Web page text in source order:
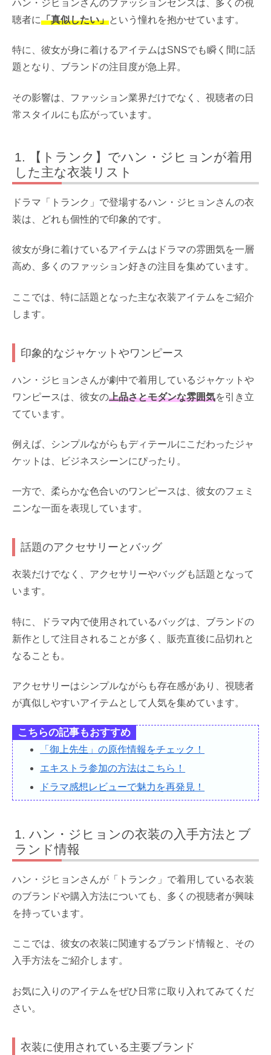
ハン・ジヒョンさんのファッションセンスは、多くの視
聴者に「真似したい」という憧れを抱かせています。
特に、彼女が身に着けるアイテムはSNSでも瞬く間に話
題となり、ブランドの注目度が急上昇。
その影響は、ファッション業界だけでなく、視聴者の日
常スタイルにも広がっています。
【トランク】でハン・ジヒョンが着用
した主な衣装リスト
ドラマ「トランク」で登場するハン・ジヒョンさんの衣
装は、どれも個性的で印象的です。
彼女が身に着けているアイテムはドラマの雰囲気を一層
高め、多くのファッション好きの注目を集めています。
ここでは、特に話題となった主な衣装アイテムをご紹介
します。
印象的なジャケットやワンピース
ハン・ジヒョンさんが劇中で着用しているジャケットや
ワンピースは、彼女の上品さとモダンな雰囲気を引き立
てています。
例えば、シンプルながらもディテールにこだわったジャ
ケットは、ビジネスシーンにぴったり。
一方で、柔らかな色合いのワンピースは、彼女のフェミ
ニンな一面を表現しています。
話題のアクセサリーとバッグ
衣装だけでなく、アクセサリーやバッグも話題となって
います。
特に、ドラマ内で使用されているバッグは、ブランドの
新作として注目されることが多く、販売直後に品切れと
なることも。
アクセサリーはシンプルながらも存在感があり、視聴者
が真似しやすいアイテムとして人気を集めています。
こちらの記事もおすすめ
「御上先生」の原作情報をチェック！
エキストラ参加の方法はこちら！
ドラマ感想レビューで魅力を再発見！
ハン・ジヒョンの衣装の入手方法とブ
ランド情報
ハン・ジヒョンさんが「トランク」で着用している衣装
のブランドや購入方法についても、多くの視聴者が興味
を持っています。
ここでは、彼女の衣装に関連するブランド情報と、その
入手方法をご紹介します。
お気に入りのアイテムをぜひ日常に取り入れてみてくだ
さい。
衣装に使用されている主要ブランド